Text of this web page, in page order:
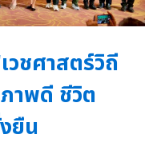
ชศาสตร์วิถี
าพดี ชีวิต
ยืน